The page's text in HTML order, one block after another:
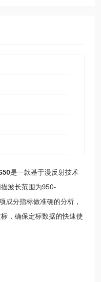
是一款基于漫反射技术
波长范围为950-
成分指标做准确的分析，
，确保定标数据的快速使